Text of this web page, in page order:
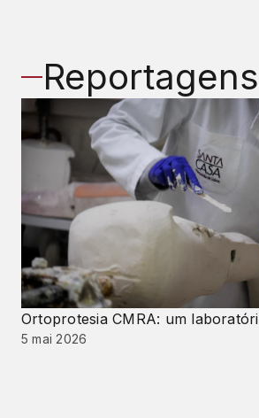
Reportagens
Ortoprotesia CMRA: um
5 mai 2026